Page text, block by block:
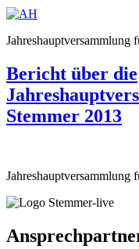
Jahreshauptversammlung
Bericht über die
Stemmer 2013
Jahreshauptversammlung